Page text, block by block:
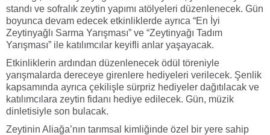
standı ve sofralık zeytin yapımı atölyeleri düzenlenecek. Gün
boyunca devam edecek etkinliklerde ayrıca “En İyi
Zeytinyağlı Sarma Yarışması” ve “Zeytinyağı Tadım
Yarışması” ile katılımcılar keyifli anlar yaşayacak.
Etkinliklerin ardından düzenlenecek ödül töreniyle
yarışmalarda dereceye girenlere hediyeleri verilecek. Şenlik
kapsamında ayrıca çekilişle sürpriz hediyeler dağıtılacak ve
katılımcılara zeytin fidanı hediye edilecek. Gün, müzik
dinletisiyle son bulacak.
Zeytinin Aliağa’nın tarımsal kimliğinde özel bir yere sahip